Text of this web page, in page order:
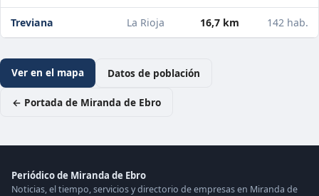
Treviana La Rioja 16,7 km 142 hab.
Ver en el mapa Datos de población
← Portada de Miranda de Ebro
Periódico de Miranda de Ebro
Noticias, el tiempo, servicios y directorio de empresas en Miranda de